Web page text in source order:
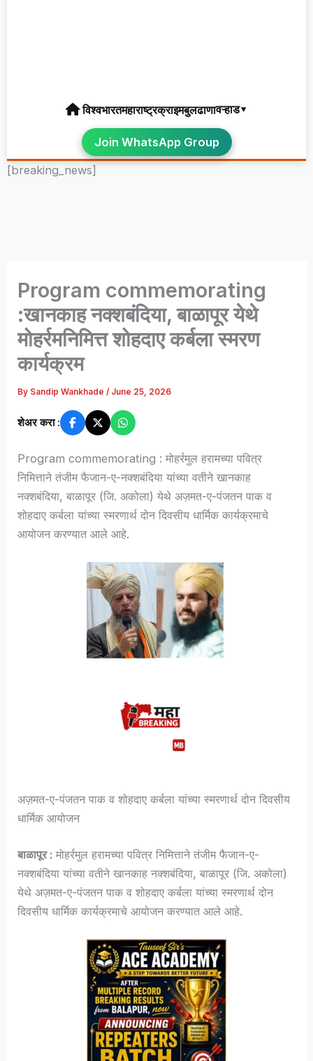
विश्वभारतमहाराष्ट्रक्राइमबुलढाणावऱ्हाड▾
Join WhatsApp Group
[breaking_news]
Program commemorating
:खानकाह नक्शबंदिया, बाळापूर येथे
मोहर्रमनिमित्त शोहदाए कर्बला स्मरण
कार्यक्रम
By Sandip Wankhade/ June 25, 2026
शेअर करा :
Program commemorating : मोहर्रमुल हरामच्या पवित्र
निमित्ताने तंजीम फैजान-ए-नक्शबंदिया यांच्या वतीने खानकाह
नक्शबंदिया, बाळापूर (जि. अकोला) येथे अज़मत-ए-पंजतन पाक व
शोहदाए कर्बला यांच्या स्मरणार्थ दोन दिवसीय धार्मिक कार्यक्रमाचे
आयोजन करण्यात आले आहे.
अज़मत-ए-पंजतन पाक व शोहदाए कर्बला यांच्या स्मरणार्थ दोन दिवसीय
धार्मिक आयोजन
बाळापूर : मोहर्रमुल हरामच्या पवित्र निमित्ताने तंजीम फैजान-ए-
नक्शबंदिया यांच्या वतीने खानकाह नक्शबंदिया, बाळापूर (जि. अकोला)
येथे अज़मत-ए-पंजतन पाक व शोहदाए कर्बला यांच्या स्मरणार्थ दोन
दिवसीय धार्मिक कार्यक्रमाचे आयोजन करण्यात आले आहे.